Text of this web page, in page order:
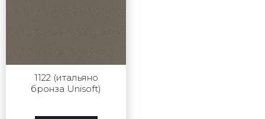
1122 (итальяно
бронза Unisoft)